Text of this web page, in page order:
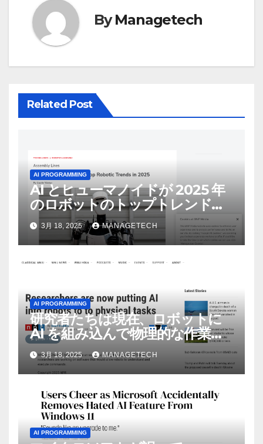
シ
ョ
ン
ByManagetech
Related Post
AI PROGRAMMING
AI とヒューマノイドが 2025 年
のロボットのトップトレンドに |
ASSEMBLY
3月 18, 2025 MANAGETECH
AI PROGRAMMING
研究者たちは現在、ロボットに
AI を組み込んで物理的な作業を
実行させている | ノーザン パブ
リック ラジオ: WNIJ および
WNIU
3月 18, 2025 MANAGETECH
AI PROGRAMMING